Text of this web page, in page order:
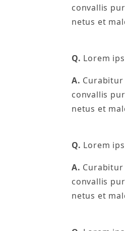
convallis
netus et
Q. Lorem
A.
convallis
netus et
Q. Lorem
A.
convallis
netus et